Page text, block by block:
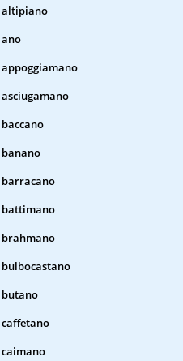
altipiano
ano
appoggiamano
asciugamano
baccano
banano
barracano
battimano
brahmano
bulbocastano
butano
caffetano
caimano